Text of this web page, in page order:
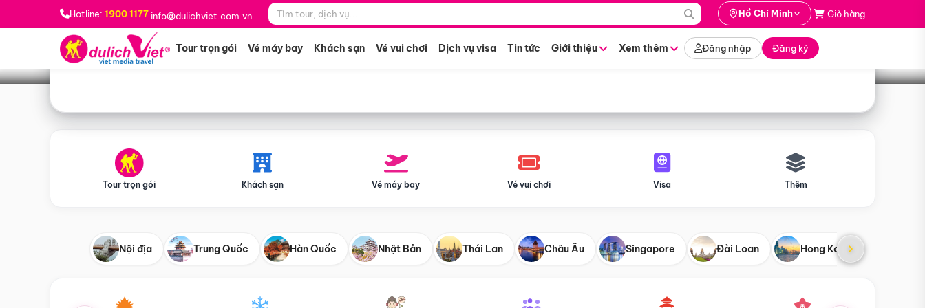
Hotline: 1900 1177 info@dulichviet.com.vn Hồ Chí Minh Giỏ hàng
Tour trọn gói Vé máy bay Khách sạn Vé vui chơi Dịch vụ visa Tin tức Giới thiệu Xem thêm Đăng nhập Đăng ký
Bạn muốn đi đâu? *
Tìm tour
Tour trọn gói Khách sạn Vé máy bay Vé vui chơi Visa Thêm
Nội địa Trung Quốc Hàn Quốc Nhật Bản Thái Lan Châu Âu Singapore Đài Loan Hong Kong